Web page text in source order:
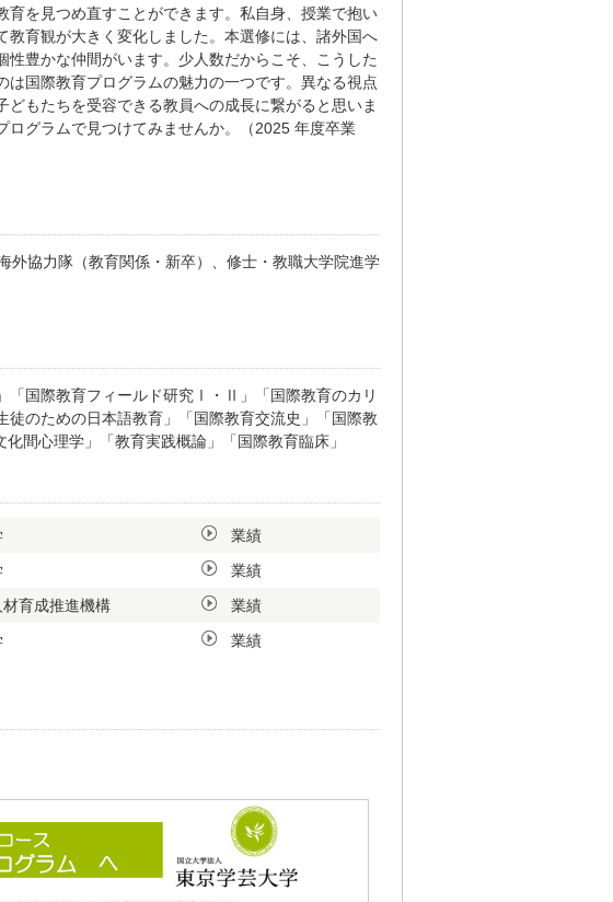
育を見つめ直すことができます。私自身、授業で抱い
育観が大きく変化しました。本選修には、諸外国へ
豊かな仲間がいます。少人数だからこそ、こうした
国際教育プログラムの魅力の一つです。異なる視点
もたちを受容できる教員への成長に繋がると思いま
グラムで見つけてみませんか。（2025 年度卒業
外協力隊（教育関係・新卒）、修士・教職大学院進学
「国際教育フィールド研究Ⅰ・Ⅱ」「国際教育のカリ
のための日本語教育」「国際教育交流史」「国際教
間心理学」「教育実践概論」「国際教育臨床」
業績
業績
育成推進機構
業績
業績